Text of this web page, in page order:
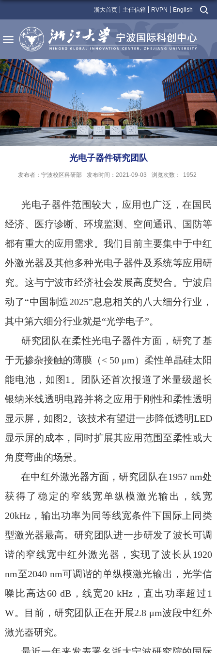
浙大首页 主任信箱 RVPN English
光电子器件研究团队
发布者：宁波校区科研部 发布时间：2021-09-03 浏览次数： 1952
光电子器件范围较大，应用也广泛，在国民
经济、医疗诊断、环境监测、空间通讯、国防等
都有重大的应用需求。我们目前主要集中于中红
外激光器及其他多种光电子器件及系统等应用研
究。这与宁波市经济社会发展高度契合。宁波启
动了“中国制造2025”息息相关的八大细分行业，
其中第六细分行业就是“光学电子”。
研究团队在柔性光电子器件方面，研究了基
于无掺杂接触的薄膜（< 50 μm ）柔性单晶硅太阳
能电池，如图1 。团队还首次报道了米量级超长
银纳米线透明电路并将之应用于刚性和柔性透明
显示屏，如图2。该技术有望进一步降低透明LED
显示屏的成本，同时扩展其应用范围至柔性或大
角度弯曲的场景。
在中红外激光器方面，研究团队在1957 nm处
获得了稳定的窄线宽单纵模激光输出，线宽
20kHz ，输出功率为同等线宽条件下国际上同类
型激光器最高。研究团队进一步研发了波长可调
谐的窄线宽中红外激光器，实现了波长从 1920
nm至2040 nm可调谐的单纵模激光输出，光学信
噪比高达60 dB，线宽20 kHz，直出功率超过1
W。目前，研究团队正在开展2.8 μm波段中红外
激光器研究。